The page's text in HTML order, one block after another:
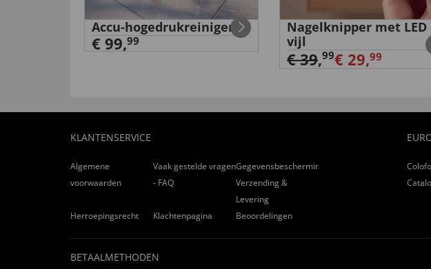
nuttig (0) niet nuttig (0)
“Meteen in gebruik loopt lekker ”
nuttig (0)
Prettig licht en warm
vanMieke D . door02.11.2021
“Tevreden , ook redelijk geprijsd”
nuttig (0) niet nuttig (
Accu-hogedrukreiniger
€ 99,99
Nagelknipper met LED
vijl
€ 39,99€ 29,99
KLANTENSERVICE
Algemene
voorwaarden
Vaak gestelde vragen
- FAQ
Gegevensbescherming
Verzending &
Levering
Herroepingsrecht
Klachtenpagina Beoordelingen
BETAALMETHODEN